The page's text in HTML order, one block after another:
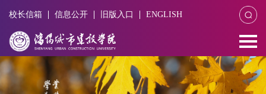
校长信箱 信息公开 旧版入口 ENGLISH